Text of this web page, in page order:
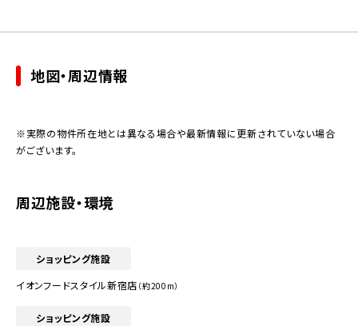
地図・周辺情報
※実際の物件所在地とは異なる場合や最新情報に更新されていない場合
がございます。
周辺施設・環境
ショッピング施設
イオンフードスタイル新宿店 （約200m）
ショッピング施設